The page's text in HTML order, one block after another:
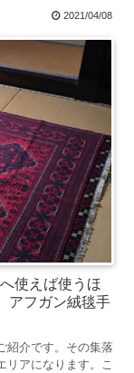
2021/04/08
使えば使うほ
アフガン絨毯手
紹介です。その集落
リアになります。こ